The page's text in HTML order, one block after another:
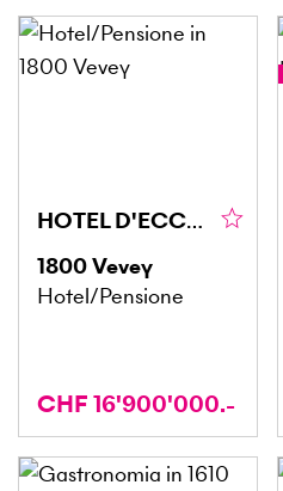
HOTEL D'ECCEZIONE SULLA RIVIERA
1800Vevey
Hotel/Pensione
CHF 16'900'000.-